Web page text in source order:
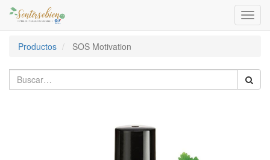
Productos
SOS Motivation